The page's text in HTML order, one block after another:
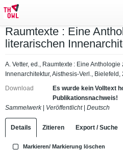
Raumtexte : Eine
literarischen
A. Vetter, ed., Raumtexte : Eine
Innenarchitektur, Aisthesis-Verl., Bielefeld,
Download
Es wurde kein Volltext
Publikationsnachweis!
Sammelwerk| Veröffentlicht| Deutsch
Details Zitieren Export / Suche
Markieren/ Markierung löschen